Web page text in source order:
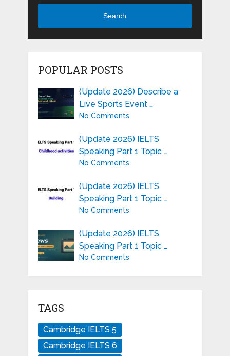
Search
POPULAR POSTS
(Update 2026) Describe a
Live Sports Event …
No Comments
(Update 2026) IELTS
Speaking Part 1 Topic …
No Comments
(Update 2026) IELTS
Speaking Part 1 Topic …
No Comments
(Update 2026) IELTS
Speaking Part 1 Topic …
No Comments
TAGS
Cambridge IELTS 5
Cambridge IELTS 6